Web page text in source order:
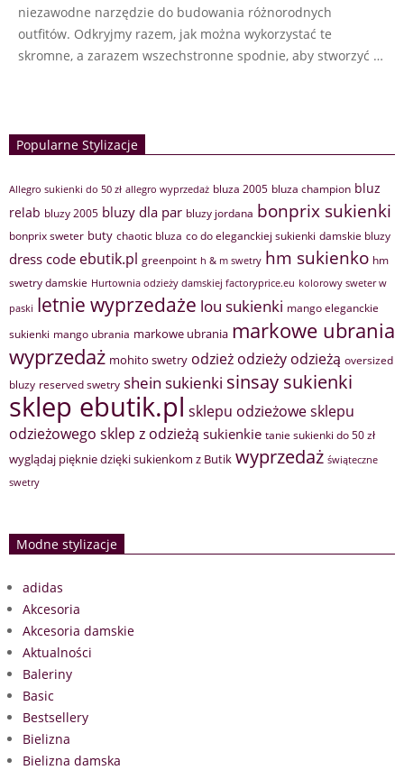
niezawodne narzędzie do budowania różnorodnych
outfitów. Odkryjmy razem, jak można wykorzystać te
skromne, a zarazem wszechstronne spodnie, aby stworzyć …
Popularne Stylizacje
Allegro sukienki do 50 zł allegro wyprzedaż bluza 2005 bluza champion bluz
relab bluzy 2005 bluzy dla par bluzy jordana bonprix sukienki
bonprix sweter buty chaotic bluza co do eleganckiej sukienki damskie bluzy
dress code ebutik.pl greenpoint h & m swetry hm sukienko hm
swetry damskie Hurtownia odzieży damskiej factoryprice.eu kolorowy sweter w
paski letnie wyprzedaże lou sukienki mango eleganckie
sukienki mango ubrania markowe ubrania markowe ubrania
wyprzedaż mohito swetry odzież odzieży odzieżą oversized
bluzy reserved swetry shein sukienki sinsay sukienki
sklep ebutik.pl sklepu odzieżowesklepu
odzieżowego sklep z odzieżą sukienkie tanie sukienki do 50 zł
wyglądaj pięknie dzięki sukienkom z Butik wyprzedaż świąteczne
swetry
Modne stylizacje
adidas
Akcesoria
Akcesoria damskie
Aktualności
Baleriny
Basic
Bestsellery
Bielizna
Bielizna damska